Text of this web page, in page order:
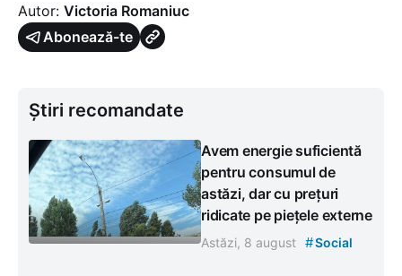
Autor: Victoria Romaniuc
Abonează-te
Știri recomandate
Avem energie suficientă
pentru consumul de
astăzi, dar cu prețuri
ridicate pe piețele externe
Astăzi, 8 august #Social